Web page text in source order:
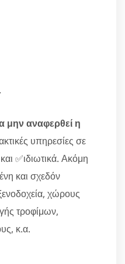
μην αναφερθεί η
υπηρεσίες σε
✅ιδιωτικά. Ακόμη
και σχεδόν
χώρους
τροφίμων,
κ.α.